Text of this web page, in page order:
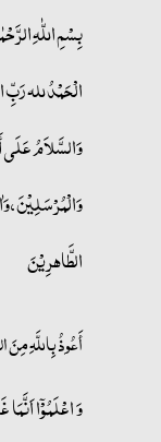
بِسْمِ اللّٰهِ
الْحَمْدُ لله رَبِّ
وَالسَّلاَمُ
وَالْمُرْسَلِيْنَ،
الطَّاهرِیْنَ
أَعُوذُ بِاللَّهِ
وَ اعۡلَمُوۡۤا